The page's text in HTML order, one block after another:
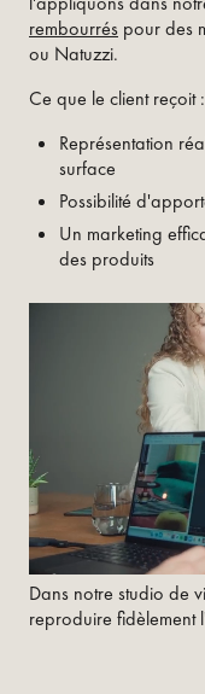
rembourrés pour des
ou Natuzzi.
Ce que le client reçoit :
Représentation
surface
Possibilité
Un marketing
des produits
Dans notre studio de
reproduire fidèlement